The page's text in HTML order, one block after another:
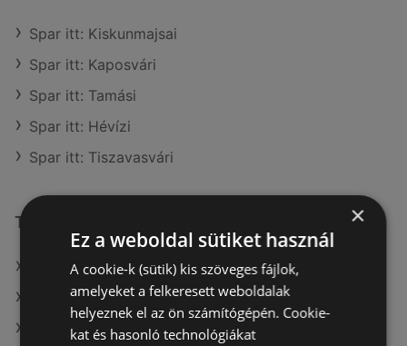
Spar itt: Kiskunmajsai
Spar itt: Kaposvári
Spar itt: Tamási
Spar itt: Hévízi
Spar itt: Tiszavasvári
További linkek
A(z) Spar ajánlatai
A(z) CBA ajánlatai
A(z) Fressnapf-Hungária Kft. ajánlatai
×
Ez a weboldal sütiket használ
A cookie-k (sütik) kis szöveges fájlok,
amelyeket a felkeresett weboldalak
helyeznek el az ön számítógépén. Cookie-
kat és hasonló technológiákat